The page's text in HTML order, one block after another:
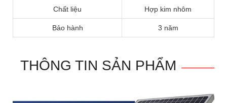
Chất liệu Hợp kim nhôm
Bảo hành 3 năm
THÔNG TIN SẢN PHẨM